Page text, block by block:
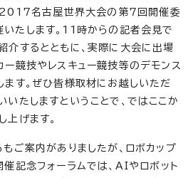
2017名古屋世界大会の第7回開催委
たします。11時からの記者会見で
介するとともに、実際に大会に出場
ー競技やレスキュー競技等のデモンス
ます。ぜひ皆様取材にお越しいただ
いたしますということで、ではここか
上げます。
もご案内がありましたが、ロボカップ
記念フォーラムでは、AIやロボット